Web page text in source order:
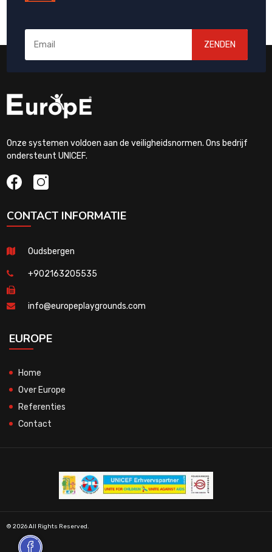
ZENDEN
Onze systemen voldoen aan de veiligheidsnormen. Ons bedrijf
ondersteunt UNICEF.
CONTACT INFORMATIE
Oudsbergen
+902163205535
info@europeplaygrounds.com
EUROPE
Home
Over Europe
Referenties
Contact
© 2026 All Rights Reserved.